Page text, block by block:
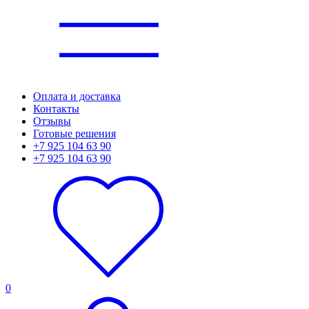
Оплата и доставка
Контакты
Отзывы
Готовые решения
+7 925 104 63 90
+7 925 104 63 90
0